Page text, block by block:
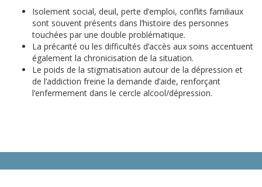
Isolement social, deuil, perte d’emploi, conflits familiaux
sont souvent présents dans l’histoire des personnes
touchées par une double problématique.
La précarité ou les difficultés d’accès aux soins accentuent
également la chronicisation de la situation.
Le poids de la stigmatisation autour de la dépression et
de l’addiction freine la demande d’aide, renforçant
l’enfermement dans le cercle alcool/dépression.